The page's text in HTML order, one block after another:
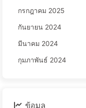
กรกฎาคม 2025
กันยายน 2024
มีนาคม 2024
กุมภาพันธ์ 2024
ข้อมูล